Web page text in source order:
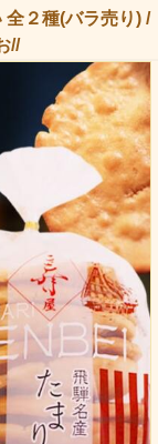
２種(バラ売り) /
//